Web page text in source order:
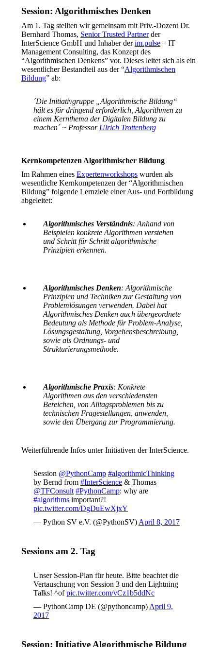
Session: Algorithmisches Denken
Am 1. Tag stellten wir gemeinsam mit Priv.-Dozent Dr.
Bernhard Thomas, Senior Trusted Partnerder
InterScience GmbH und Inhaber derim.pulse – IT
Management Consulting, das Konzept des
“Algorithmischen Denkens” vor. Dieses leitet sich als ein
wesentlicher Bestandteil aus der “Algorithmischen
Bildung” ab:
´Die Initiativgruppe „Algorithmische Bildung“
hält es für dringend erforderlich, Algorithmen zu
einem Kernthema der Digitalen Bildung zu
machen´ ~ Professor Ulrich Trottenberg
Kernkompetenzen Algorithmischer Bildung
Im Rahmen eines Expertenworkshops wurden als
wesentliche Kernkompetenzen der “Algorithmischen
Bildung” folgende Lernziele einer Aus- und Fortbildung
abgeleitet:
Algorithmisches Verständnis: Anhand von
Beispielen konkrete Algorithmen verstehen
und Schritt für Schritt algorithmische
Prinzipien erkennen.
Algorithmisches Denken: Algorithmische
Prinzipien und Techniken zur Gestaltung von
Problemlösungen verwenden. Dabei hat
Algorithmisches Denken auch übergeordnete
Bedeutung als Methode für Problem-Analyse,
Lösungsgestaltung, Vorgehensbeschreibung,
sowie als Ordnungs- und
Strukturierungsmethode.
Algorithmische Praxis: Konkrete
Algorithmen aus den verschiedensten
Bereichen, von Alltagsproblemen bis zu
technischen Fragestellungen, anwenden,
sowie den Übergang zur Programmierung.
Weiterführende Infos unter Initiativen der InterScience.
Session @PythonCamp #algorithmicThinking
by Bernd from #InterScience & Thomas
@TFConsult #PythonCamp: why are
#algorithms important?!
pic.twitter.com/DgDuEwXjxY
— Python SV e.V. (@PythonSV)April 8, 2017
Sessions am 2. Tag
Unser Session-Plan für heute. Bitte beachtet die
Vertauschung von Session 3 und den Lightning
Talks! ^ofpic.twitter.com/vCz1b5ddNc
— PythonCamp DE (@pythoncamp)April 9,
2017
Session: Initiative Algorithmische Bildung